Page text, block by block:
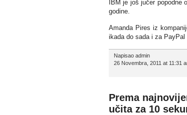
IBM je još jučer
godine.
Amanda Pires iz
ikada do sada i za PayPal
Napisao admin
26 Novembra, 2011 at 11:31
Prema
učita za 10